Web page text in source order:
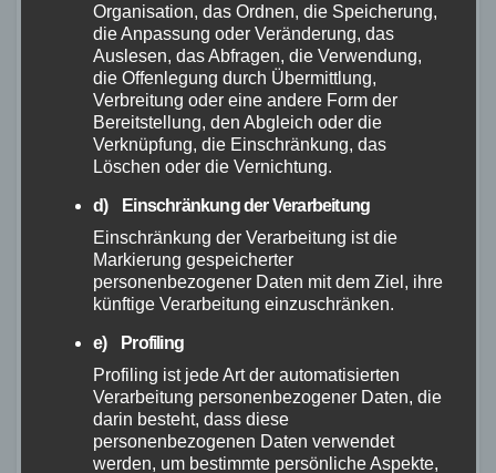
Das Riverside Touring 920 ist mit den
Schwalbe Thunder Burt-Reifenin einer Breite
von 57 mm ausgestattet. Diese bieten einen
guten Seitenhalt in Kurven und einen
angenehmen Rollwiderstand.
Riverside Touring 920 Gewicht
Größe L
Das Gesamtgewicht des Riverside Touring 920
beträgt in der Rahmengröße L 12,9 kg. Es ist
jedoch zu beachten, dass das Gewicht je nach
Rahmengröße und Ausstattung variieren kann.
Organisation, das Ordnen, die Speicherung,
die Anpassung oder Veränderung, das
Auslesen, das Abfragen, die Verwendung,
die Offenlegung durch Übermittlung,
Verbreitung oder eine andere Form der
Bereitstellung, den Abgleich oder die
Verknüpfung, die Einschränkung, das
Löschen oder die Vernichtung.
d) Einschränkung der Verarbeitung
Einschränkung der Verarbeitung ist die
Markierung gespeicherter
personenbezogener Daten mit dem Ziel, ihre
künftige Verarbeitung einzuschränken.
e) Profiling
Profiling ist jede Art der automatisierten
Verarbeitung personenbezogener Daten, die
darin besteht, dass diese
personenbezogenen Daten verwendet
werden, um bestimmte persönliche Aspekte,